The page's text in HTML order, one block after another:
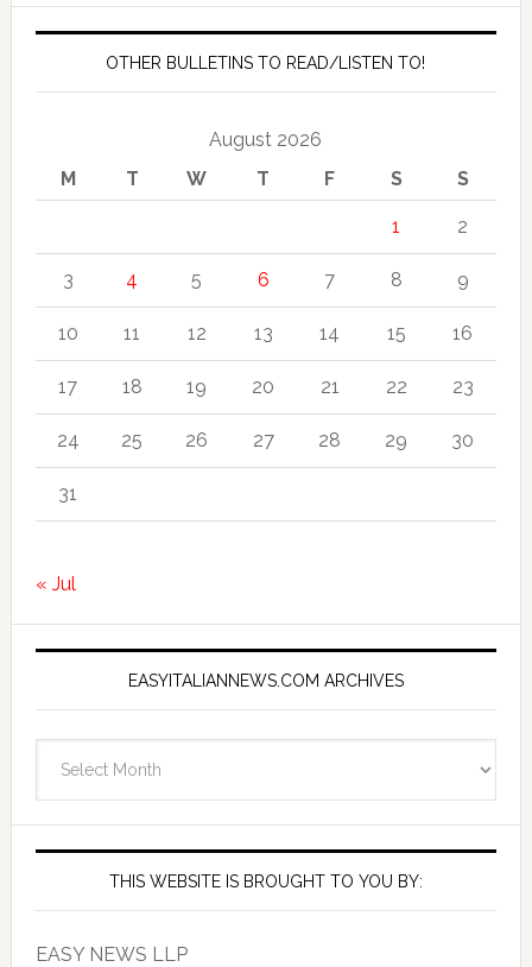
OTHER BULLETINS TO READ/LISTEN TO!
August 2026
M
T W T F S S
1 2
3 4 5 6 7 8 9
10 11 12 13 14 15 16
17 18 19 20 21 22 23
24 25 26 27 28 29 30
31
« Jul
EASYITALIANNEWS.COM ARCHIVES
THIS WEBSITE IS BROUGHT TO YOU BY:
EASY NEWS LLP